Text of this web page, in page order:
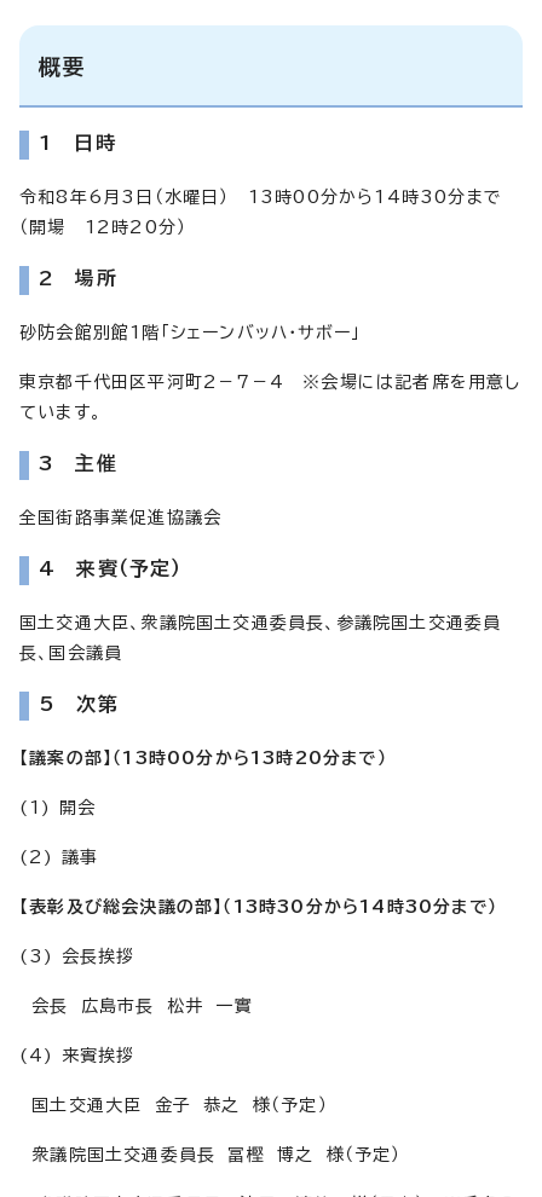
概要
1 日時
令和8年6月3日（水曜日） 13時00分から14時30分まで
（開場 12時20分）
2 場所
砂防会館別館1階「シェーンバッハ・サボー」
東京都千代田区平河町2－7－4 ※会場には記者席を用意し
ています。
3 主催
全国街路事業促進協議会
4 来賓（予定）
国土交通大臣、衆議院国土交通委員長、参議院国土交通委員
長、国会議員
5 次第
【議案の部】（13時00分から13時20分まで）
(1) 開会
(2) 議事
【表彰及び総会決議の部】（13時30分から14時30分まで）
(3) 会長挨拶
会長 広島市長 松井 一實
(4) 来賓挨拶
国土交通大臣 金子 恭之 様（予定）
衆議院国土交通委員長 冨樫 博之 様（予定）